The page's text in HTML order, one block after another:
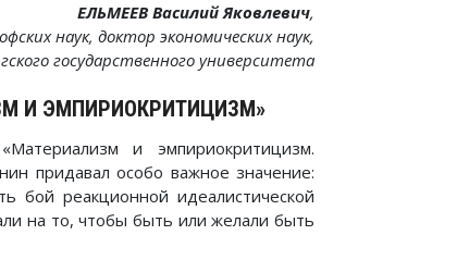
ЕЛЬМЕЕВ Василий Яковлевич,
наук, доктор экономических наук,
государственного университета
И ЭМПИРИОКРИТИЦИЗМ»
и эмпириокритицизм.
придавал особо важное значение:
бой реакционной идеалистической
на то, чтобы быть или желали быть